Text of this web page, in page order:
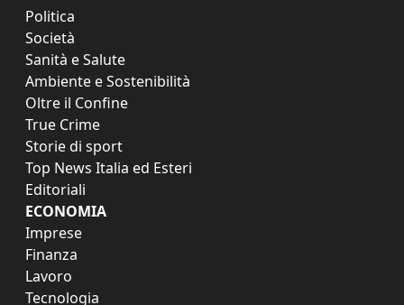
Politica
Società
Sanità e Salute
Ambiente e Sostenibilità
Oltre il Confine
True Crime
Storie di sport
Top News Italia ed Esteri
Editoriali
ECONOMIA
Imprese
Finanza
Lavoro
Tecnologia